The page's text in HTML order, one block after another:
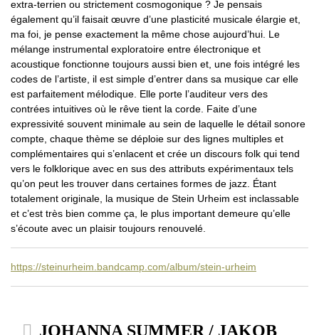
extra-terrien ou strictement cosmogonique ? Je pensais
également qu’il faisait œuvre d’une plasticité musicale élargie et,
ma foi, je pense exactement la même chose aujourd’hui. Le
mélange instrumental exploratoire entre électronique et
acoustique fonctionne toujours aussi bien et, une fois intégré les
codes de l’artiste, il est simple d’entrer dans sa musique car elle
est parfaitement mélodique. Elle porte l’auditeur vers des
contrées intuitives où le rêve tient la corde. Faite d’une
expressivité souvent minimale au sein de laquelle le détail sonore
compte, chaque thème se déploie sur des lignes multiples et
complémentaires qui s’enlacent et crée un discours folk qui tend
vers le folklorique avec en sus des attributs expérimentaux tels
qu’on peut les trouver dans certaines formes de jazz. Étant
totalement originale, la musique de Stein Urheim est inclassable
et c’est très bien comme ça, le plus important demeure qu’elle
s’écoute avec un plaisir toujours renouvelé.
https://steinurheim.bandcamp.com/album/stein-urheim
JOHANNA SUMMER / JAKOB